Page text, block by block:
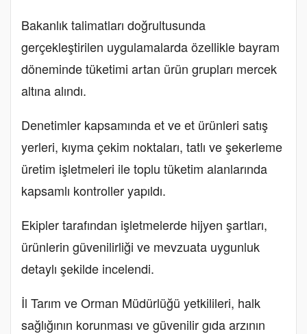
Bakanlık talimatları doğrultusunda
gerçekleştirilen uygulamalarda özellikle bayram
döneminde tüketimi artan ürün grupları mercek
altına alındı.
Denetimler kapsamında et ve et ürünleri satış
yerleri, kıyma çekim noktaları, tatlı ve şekerleme
üretim işletmeleri ile toplu tüketim alanlarında
kapsamlı kontroller yapıldı.
Ekipler tarafından işletmelerde hijyen şartları,
ürünlerin güvenilirliği ve mevzuata uygunluk
detaylı şekilde incelendi.
İl Tarım ve Orman Müdürlüğü yetkilileri, halk
sağlığının korunması ve güvenilir gıda arzının